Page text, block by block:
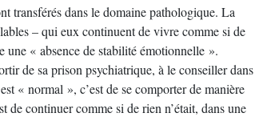
transférés dans le domaine pathologique. La
– qui eux continuent de vivre comme si de
une « absence de stabilité émotionnelle ».
de sa prison psychiatrique, à le conseiller dans
« normal », c’est de se comporter de manière
de continuer comme si de rien n’était, dans une